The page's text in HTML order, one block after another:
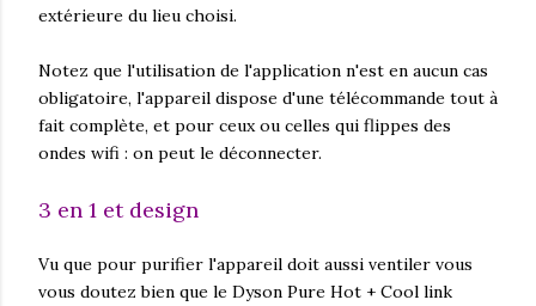
extérieure du lieu choisi.
Notez que l'utilisation de l'application n'est en aucun cas
obligatoire, l'appareil dispose d'une télécommande tout à
fait complète, et pour ceux ou celles qui flippes des
ondes wifi : on peut le déconnecter.
3 en 1 et design
Vu que pour purifier l'appareil doit aussi ventiler vous
vous doutez bien que le Dyson Pure Hot + Cool link